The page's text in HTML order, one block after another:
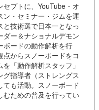
セプトに、YouTube・オ
ン・セミナー・ジムを運
技術選で日本一となっ
ー＆ナショナルデモン
ボードの動作解析を行
からスノーボードをコ
「動作解析スタッフ」
指導者（ストレングス
ても活動。スノーボード
むための普及を行ってい